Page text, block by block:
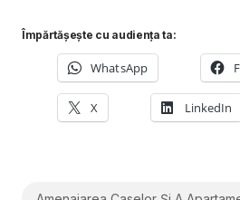
Împărtășește cu audiența ta:
WhatsApp
X LinkedIn